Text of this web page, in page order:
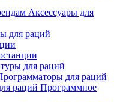
Аксессуары для
для раций
для раций
для раций
Программное